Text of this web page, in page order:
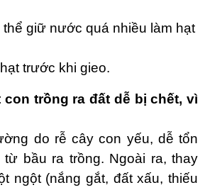
thể giữ nước quá nhiều làm hạt
trước khi gieo.
con trồng ra đất dễ bị chết, vì
do rễ cây con yếu, dễ tổn
bầu ra trồng. Ngoài ra, thay
ngột (nắng gắt, đất xấu, thiếu